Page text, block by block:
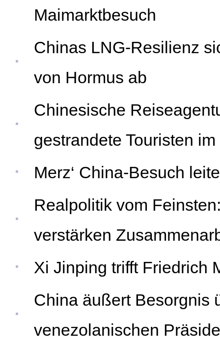
Maimarktbesuch
Chinas LNG-Resilienz
von Hormus ab
Chinesische
gestrandete Touristen
Merz‘ China-Besuch
Realpolitik vom
verstärken
Xi Jinping trifft Friedrich
China äußert Besorgnis
venezolanischen